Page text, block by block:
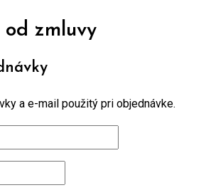
zmluvy
a e-mail použitý pri objednávke.